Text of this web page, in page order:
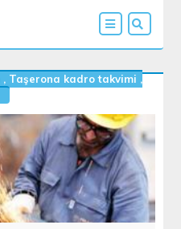
, Taşerona kadro takvimi ,